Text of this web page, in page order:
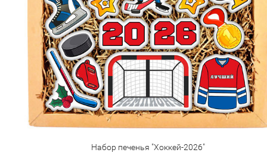
Набор печенья "Хоккей-2026"